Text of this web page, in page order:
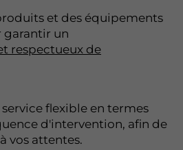
et des équipements
garantir un
respectueux de
flexible en termes
d'intervention, afin de
vos attentes.